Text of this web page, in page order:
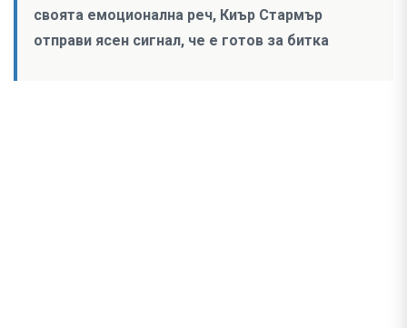
своята емоционална реч, Киър Стармър
отправи ясен сигнал, че е готов за битка